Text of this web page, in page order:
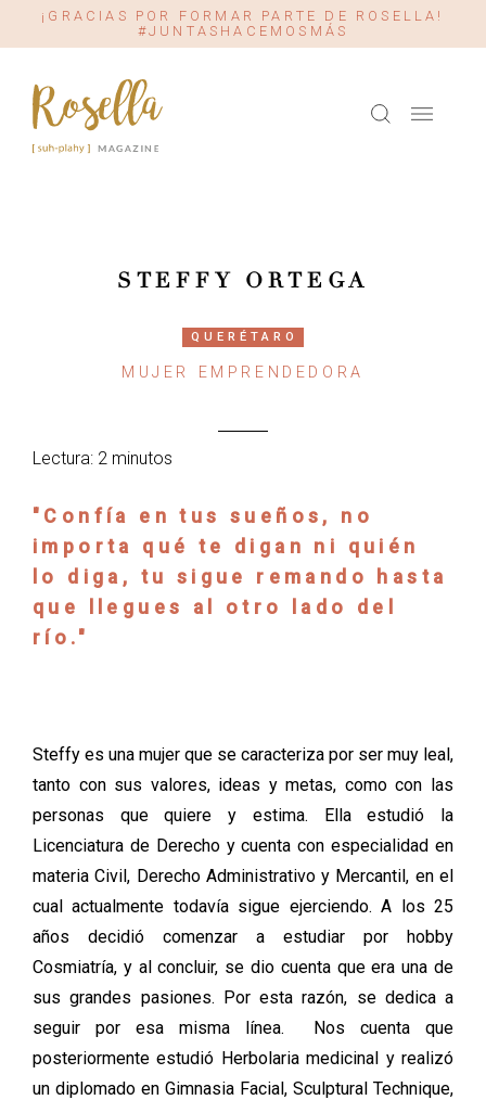
¡GRACIAS POR FORMAR PARTE DE ROSELLA!
#JUNTASHACEMOSMÁS
STEFFY ORTEGA
QUERÉTARO
MUJER EMPRENDEDORA
Lectura: 2 minutos
"Confía en tus sueños, no
importa qué te digan ni quién
lo diga, tu sigue remando hasta
que llegues al otro lado del
río."
Steffy es una mujer que se caracteriza por ser muy leal,
tanto con sus valores, ideas y metas, como con las
personas que quiere y estima. Ella estudió la
Licenciatura de Derecho y cuenta con especialidad en
materia Civil, Derecho Administrativo y Mercantil, en el
cual actualmente todavía sigue ejerciendo. A los 25
años decidió comenzar a estudiar por hobby
Cosmiatría, y al concluir, se dio cuenta que era una de
sus grandes pasiones. Por esta razón, se dedica a
seguir por esa misma línea. Nos cuenta que
posteriormente estudió Herbolaria medicinal y realizó
un diplomado en Gimnasia Facial, Sculptural Technique,